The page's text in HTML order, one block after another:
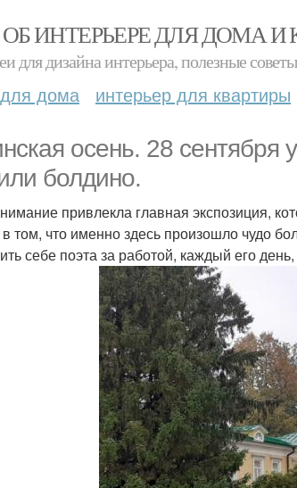
ИНТЕРЬЕРЕ ДЛЯ ДОМА И
для дизайна интерьера, полезные
дома интерьер для квартиры
осень. 28 сентября
болдино.
привлекла главная экспозиция,
том, что именно здесь произошло чудо
себе поэта за работой, каждый его